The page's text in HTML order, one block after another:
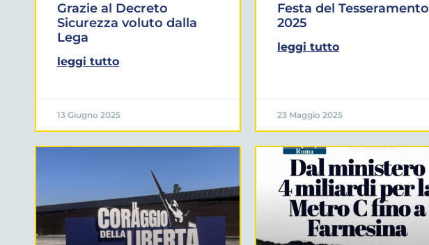
Grazie al Decreto
Sicurezza voluto dalla
Lega
leggi tutto
13 Giugno 2025
Festa del Tesseramento
2025
leggi tutto
23 Maggio 2025